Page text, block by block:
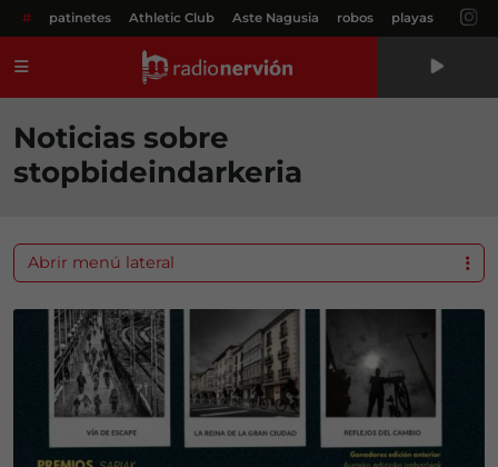
# patinetes Athletic Club Aste Nagusia robos playas
Noticias sobre
stopbideindarkeria
Abrir menú lateral